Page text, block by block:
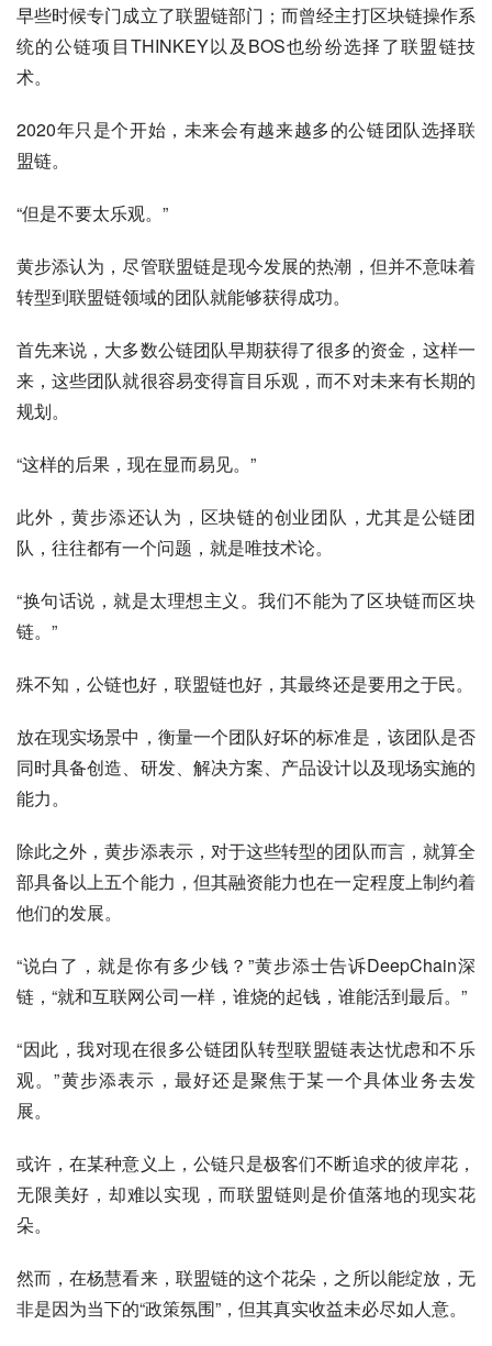
早些时候专门成立了联盟链部门；而曾经主打区块链操作系
统的公链项目THINKEY以及BOS也纷纷选择了联盟链技
术。
2020年只是个开始，未来会有越来越多的公链团队选择联
盟链。
“但是不要太乐观。”
黄步添认为，尽管联盟链是现今发展的热潮，但并不意味着
转型到联盟链领域的团队就能够获得成功。
首先来说，大多数公链团队早期获得了很多的资金，这样一
来，这些团队就很容易变得盲目乐观，而不对未来有长期的
规划。
“这样的后果，现在显而易见。”
此外，黄步添还认为，区块链的创业团队，尤其是公链团
队，往往都有一个问题，就是唯技术论。
“换句话说，就是太理想主义。我们不能为了区块链而区块
链。”
殊不知，公链也好，联盟链也好，其最终还是要用之于民。
放在现实场景中，衡量一个团队好坏的标准是，该团队是否
同时具备创造、研发、解决方案、产品设计以及现场实施的
能力。
除此之外，黄步添表示，对于这些转型的团队而言，就算全
部具备以上五个能力，但其融资能力也在一定程度上制约着
他们的发展。
“说白了，就是你有多少钱？”黄步添士告诉DeepChain深
链，“就和互联网公司一样，谁烧的起钱，谁能活到最后。”
“因此，我对现在很多公链团队转型联盟链表达忧虑和不乐
观。”黄步添表示，最好还是聚焦于某一个具体业务去发
展。
或许，在某种意义上，公链只是极客们不断追求的彼岸花，
无限美好，却难以实现，而联盟链则是价值落地的现实花
朵。
然而，在杨慧看来，联盟链的这个花朵，之所以能绽放，无
非是因为当下的“政策氛围”，但其真实收益未必尽如人意。